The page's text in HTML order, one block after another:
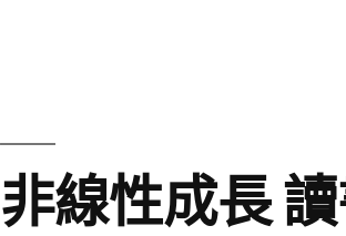
非線性成長